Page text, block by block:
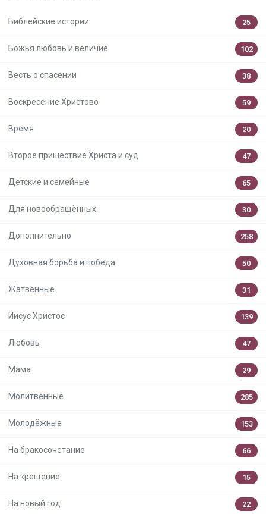
Библейские истории 25
Божья любовь и величие 102
Весть о спасении 38
Воскресение Христово 59
Время 20
Второе пришествие Христа и суд 47
Детские и семейные 65
Для новообращённых 30
Дополнительно 258
Духовная борьба и победа 50
Жатвенные 31
Иисус Христос 139
Любовь 47
Мама 29
Молитвенные 285
Молодёжные 153
На бракосочетание 66
На крещение 15
На новый год 22